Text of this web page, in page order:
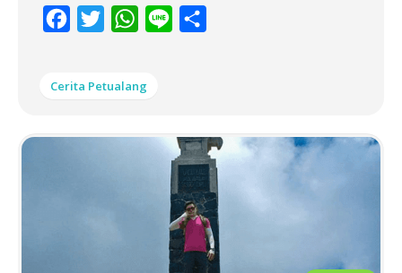
Facebook
Twitter WhatsApp
Line
Cerita Petualang